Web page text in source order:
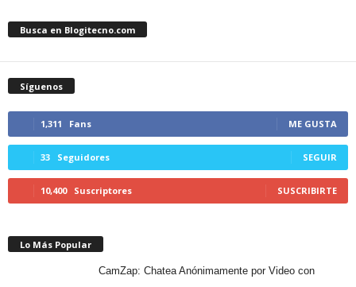
Busca en Blogitecno.com
Síguenos
1,311 Fans ME GUSTA
33 Seguidores SEGUIR
10,400 Suscriptores SUSCRIBIRTE
Lo Más Popular
CamZap: Chatea Anónimamente por Video con